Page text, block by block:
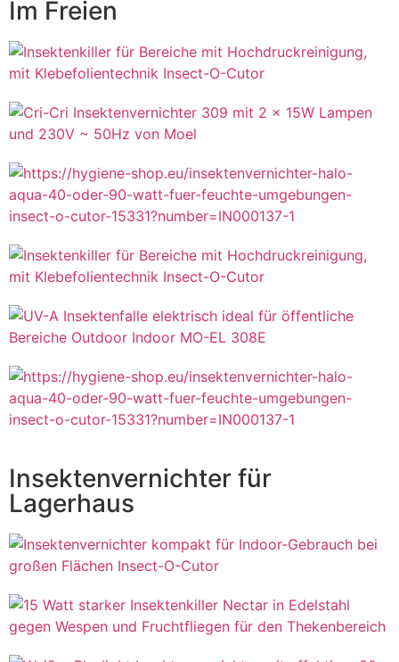
Im Freien
Insektenvernichter für
Lagerhaus